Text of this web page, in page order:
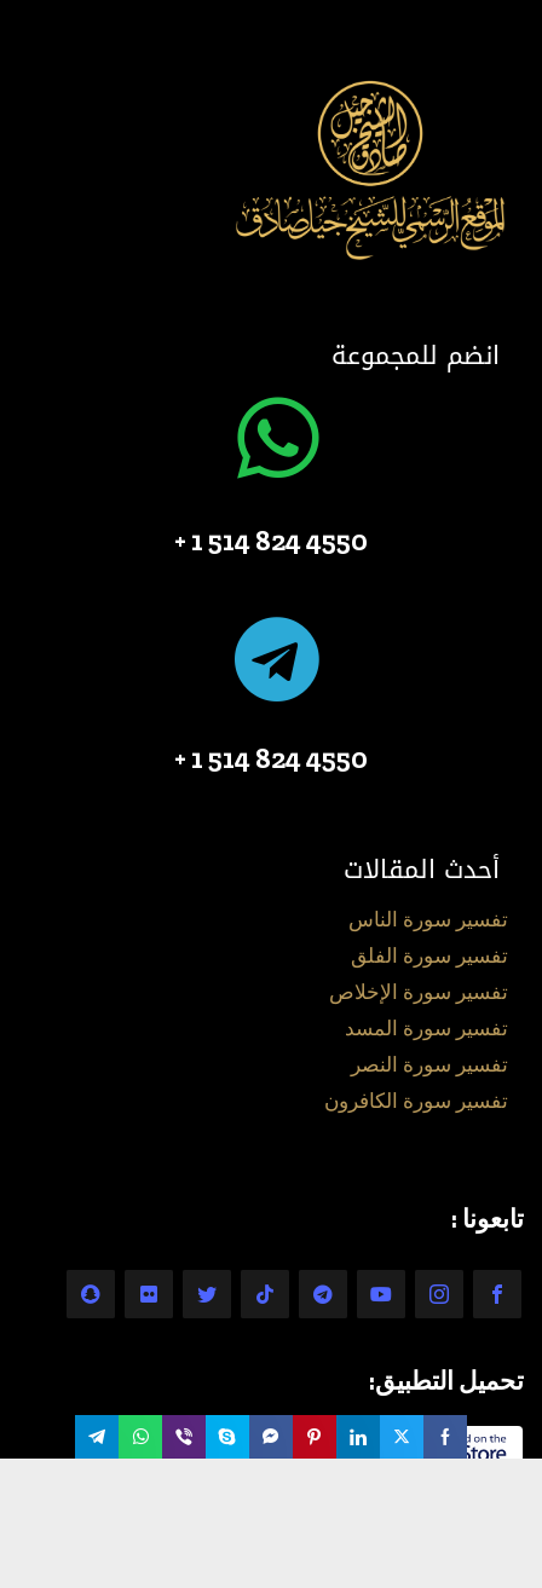
انضم للمجموعة
4550 824 514 1 +
4550 824 514 1 +
أحدث المقالات
تفسير سورة الناس
تفسير سورة الفلق
تفسير سورة الإخلاص
تفسير سورة المسد
تفسير سورة النصر
تفسير سورة الكافرون
تابعونا :
تحميل التطبيق: